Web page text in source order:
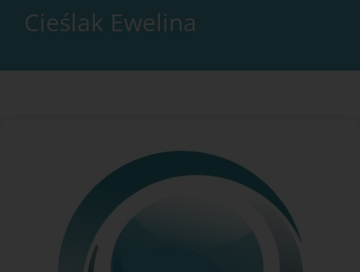
Cieślak Ewelina